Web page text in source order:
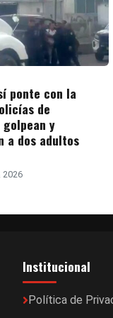
ponte con la
de
y
a dos adultos
2026
Institucional
Política de